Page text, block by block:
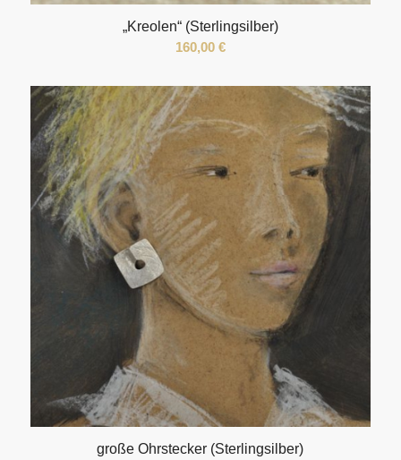
„Kreolen“ (Sterlingsilber)
160,00 €
große Ohrstecker (Sterlingsilber)